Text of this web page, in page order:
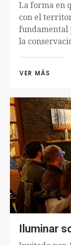
La forma en
con el
fundamental
la
VER MÁS
Iluminar